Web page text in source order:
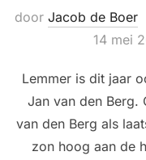
door Jacob de Boer
14 mei
Lemmer is dit jaar
Jan van den Berg.
van den Berg als
zon hoog aan de